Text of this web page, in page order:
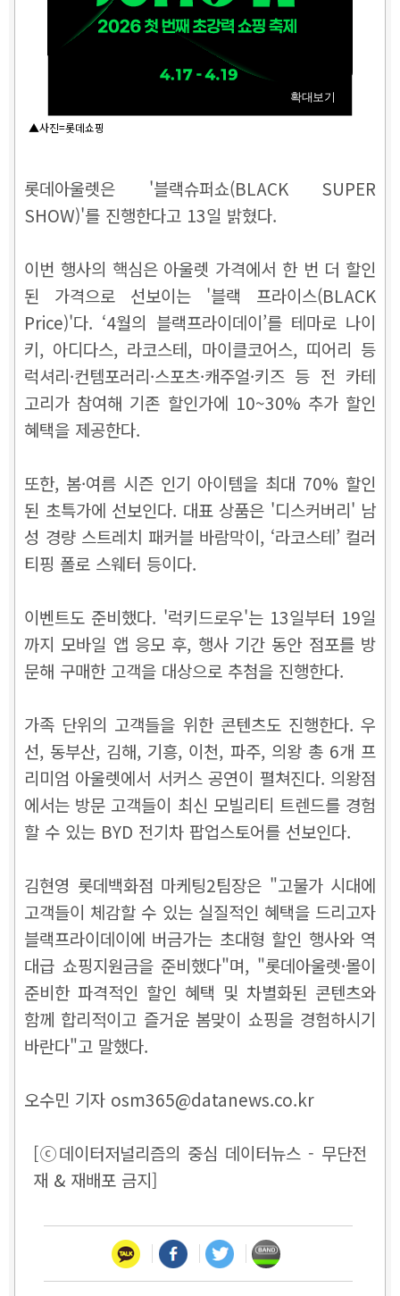
확대보기
▲사진=롯데쇼핑
롯데아울렛은 '블랙슈퍼쇼(BLACK SUPER
SHOW)'를 진행한다고 13일 밝혔다.
이번 행사의 핵심은 아울렛 가격에서 한 번 더 할인
된 가격으로 선보이는 '블랙 프라이스(BLACK
Price)'다. ‘4월의 블랙프라이데이’를 테마로 나이
키, 아디다스, 라코스테, 마이클코어스, 띠어리 등
럭셔리·컨템포러리·스포츠·캐주얼·키즈 등 전 카테
고리가 참여해 기존 할인가에 10~30% 추가 할인
혜택을 제공한다.
또한, 봄·여름 시즌 인기 아이템을 최대 70% 할인
된 초특가에 선보인다. 대표 상품은 '디스커버리' 남
성 경량 스트레치 패커블 바람막이, ‘라코스테’ 컬러
티핑 폴로 스웨터 등이다.
이벤트도 준비했다. '럭키드로우'는 13일부터 19일
까지 모바일 앱 응모 후, 행사 기간 동안 점포를 방
문해 구매한 고객을 대상으로 추첨을 진행한다.
가족 단위의 고객들을 위한 콘텐츠도 진행한다. 우
선, 동부산, 김해, 기흥, 이천, 파주, 의왕 총 6개 프
리미엄 아울렛에서 서커스 공연이 펼쳐진다. 의왕점
에서는 방문 고객들이 최신 모빌리티 트렌드를 경험
할 수 있는 BYD 전기차 팝업스토어를 선보인다.
김현영 롯데백화점 마케팅2팀장은 "고물가 시대에
고객들이 체감할 수 있는 실질적인 혜택을 드리고자
블랙프라이데이에 버금가는 초대형 할인 행사와 역
대급 쇼핑지원금을 준비했다"며, "롯데아울렛·몰이
준비한 파격적인 할인 혜택 및 차별화된 콘텐츠와
함께 합리적이고 즐거운 봄맞이 쇼핑을 경험하시기
바란다"고 말했다.
오수민 기자 osm365@datanews.co.kr
[ⓒ데이터저널리즘의 중심 데이터뉴스 - 무단전
재 & 재배포 금지]